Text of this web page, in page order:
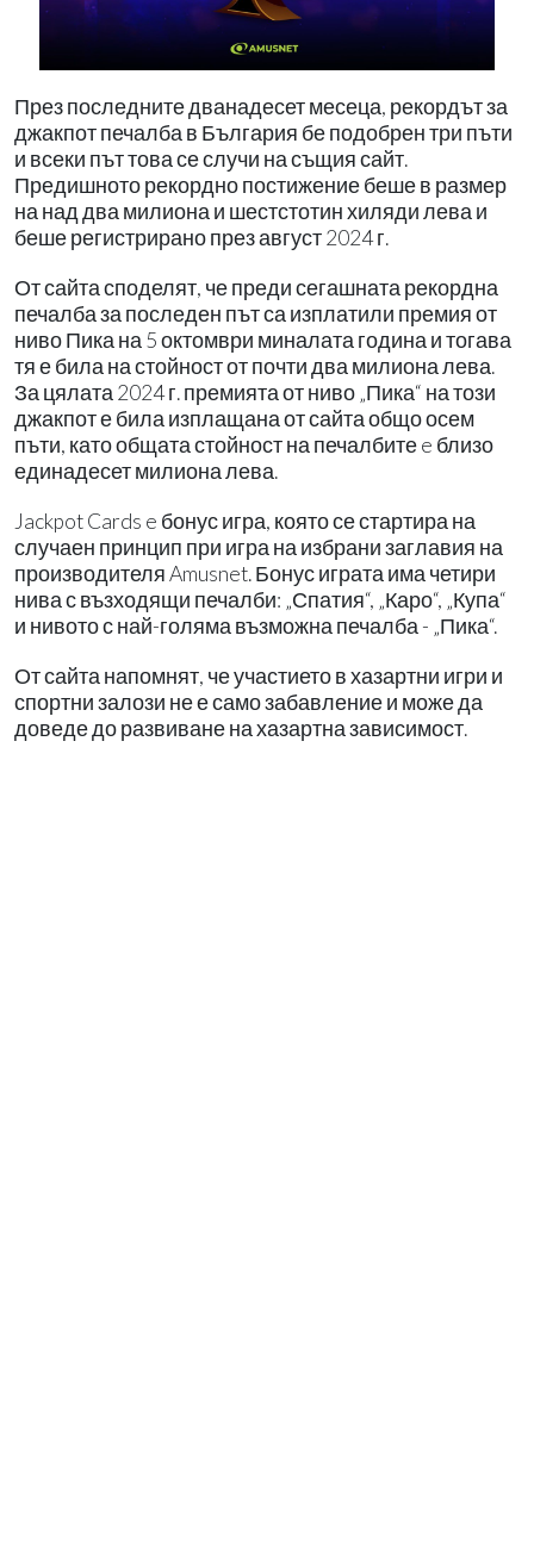
През последните дванадесет месеца, рекордът за
джакпот печалба в България бе подобрен три пъти
и всеки път това се случи на същия сайт.
Предишното рекордно постижение беше в размер
на над два милиона и шестстотин хиляди лева и
беше регистрирано през август 2024 г.
От сайта споделят, че преди сегашната рекордна
печалба за последен път са изплатили премия от
ниво Пика на 5 октомври миналата година и тогава
тя е била на стойност от почти два милиона лева.
За цялата 2024 г. премията от ниво „Пика“ на този
джакпот е била изплащана от сайта общо осем
пъти, като общата стойност на печалбите e близо
единадесет милиона лева.
Jackpot Cards e бонус игра, която се стартира на
случаен принцип при игра на избрани заглавия на
производителя Amusnet. Бонус играта има четири
нива с възходящи печалби: „Спатия“, „Каро“, „Купа“
и нивото с най-голяма възможна печалба - „Пика“.
От сайта напомнят, че участието в хазартни игри и
спортни залози не е само забавление и може да
доведе до развиване на хазартна зависимост.